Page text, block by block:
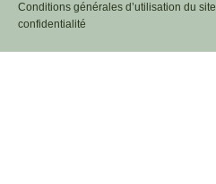
Conditions générales d’utilisation du
confidentialité